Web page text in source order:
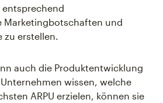
Marketingbotschaften und
zu erstellen.
auch die Produktentwicklung
wissen, welche
ARPU erzielen, können sie